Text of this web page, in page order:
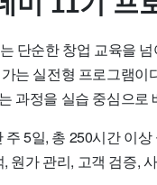
단순한 창업 교육을
는 실전형 프로그램
과정을 실습 중심으로
5일, 총 250시간 이
원가 관리, 고객 검증,